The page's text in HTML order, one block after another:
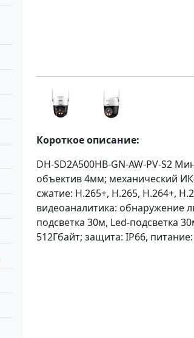
Короткое описание:
DH-SD2A500HB-GN-AW-PV-S2
объектив 4мм; механический
сжатие: H.265+, H.265, H.264+,
видеоаналитика: обнаружение
подсветка 30м, Led-подсветка
512Гбайт; защита: IP66, питание: